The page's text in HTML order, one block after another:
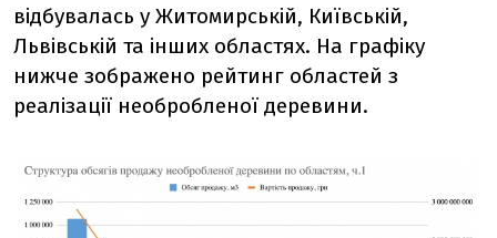
відбувалась у Житомирській, Київській,
Львівській та інших областях. На графіку
нижче зображено рейтинг областей з
реалізації необробленої деревини.